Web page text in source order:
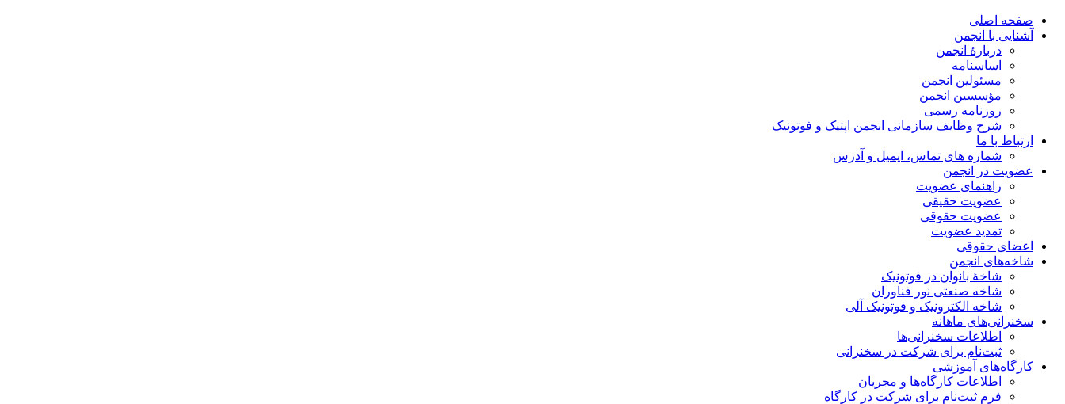
صفحه اصلی
آشنایی با انجمن
دربارۀ انجمن
اساسنامه
مسئولین انجمن
مؤسسین انجمن
روزنامه رسمی
شرح وظایف سازمانی انجمن اپتیک و فوتونیک
ارتباط با ما
شماره های تماس، ایمیل و آدرس
عضویت در انجمن
راهنمای عضویت
عضویت حقیقی
عضویت حقوقی
تمدید عضویت
اعضای حقوقی
شاخه‌های انجمن
شاخۀ بانوان در فوتونیک
شاخه صنعتی نور فناوران
شاخه‌ الکترونیک و فوتونیک آلی
سخنرانی‌های ماهانه
اطلاعات سخنرانی‌‌ها
ثبت‌نام برای شرکت در سخنرانی
کارگاه‌های آموزشی
اطلاعات کارگاه‌ها و مجریان
فرم ثبت‌نام برای شرکت در کارگاه